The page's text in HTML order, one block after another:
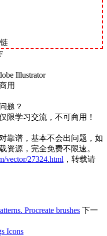
Illustrator
用
题？
限学习交流，不可商用！
靠谱，基本不会出问题，如
资源，完全免费不限速。
vector/27324.html ，转载请
Procreate brushes 下一
Icons